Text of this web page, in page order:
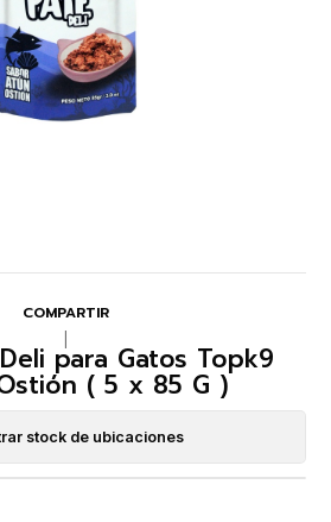
COMPARTIR
para Gatos Topk9
( 5 x 85 G )
stock de ubicaciones